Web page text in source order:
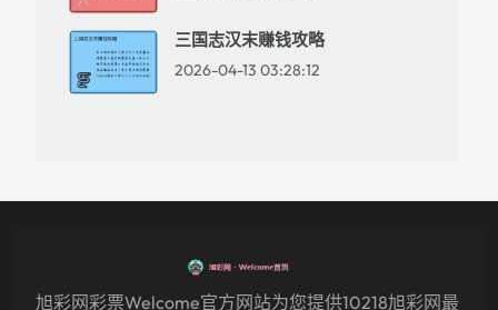
三国志汉末赚钱攻略
2026-04-13 03:28:12
旭彩网彩票welcome官方网站为您提供10218旭彩网最